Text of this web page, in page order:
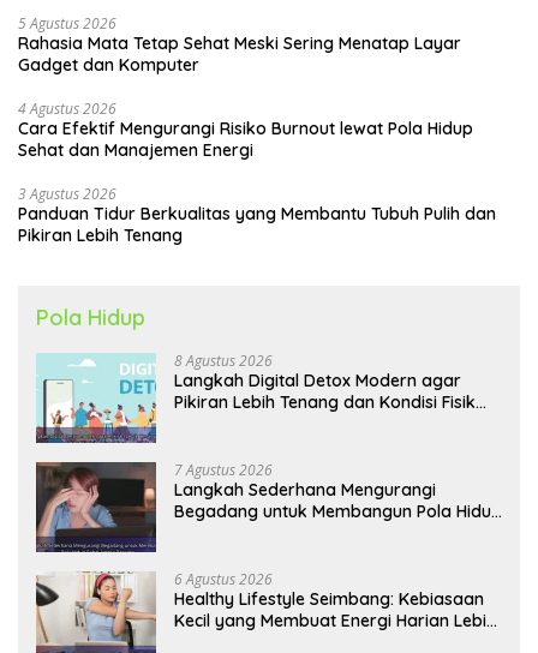
5 Agustus 2026
Rahasia Mata Tetap Sehat Meski Sering Menatap Layar
Gadget dan Komputer
4 Agustus 2026
Cara Efektif Mengurangi Risiko Burnout lewat Pola Hidup
Sehat dan Manajemen Energi
3 Agustus 2026
Panduan Tidur Berkualitas yang Membantu Tubuh Pulih dan
Pikiran Lebih Tenang
Pola Hidup
8 Agustus 2026
Langkah Digital Detox Modern agar
Pikiran Lebih Tenang dan Kondisi Fisik
7 Agustus 2026
Langkah Sederhana Mengurangi
Begadang untuk Membangun Pola Hidup
6 Agustus 2026
Healthy Lifestyle Seimbang: Kebiasaan
Kecil yang Membuat Energi Harian Lebih